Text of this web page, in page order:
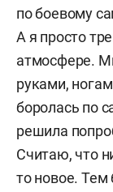
по боевому
А я просто
атмосфере.
руками,
боролась по
решила
Считаю, что
то новое. Тем